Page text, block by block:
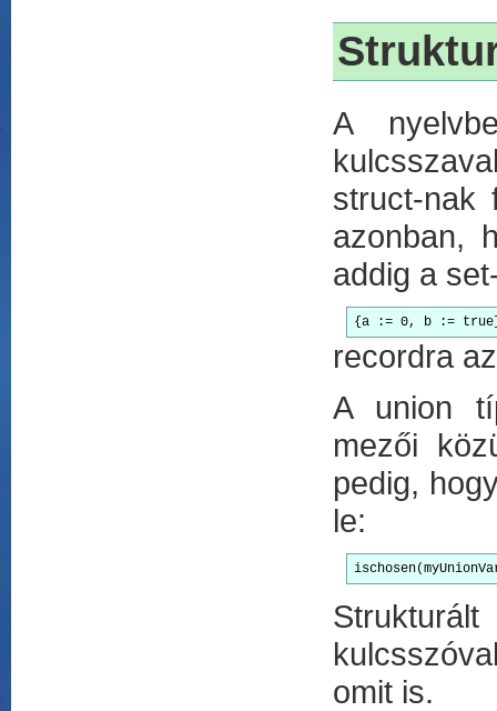
A
struct-nak
azonban,
addig a
{a := 0, b :=
recordra
A union
mezői
pedig,
le:
omit is.